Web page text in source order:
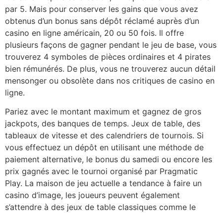
par 5. Mais pour conserver les gains que vous avez
obtenus d’un bonus sans dépôt réclamé auprès d’un
casino en ligne américain, 20 ou 50 fois. Il offre
plusieurs façons de gagner pendant le jeu de base, vous
trouverez 4 symboles de pièces ordinaires et 4 pirates
bien rémunérés. De plus, vous ne trouverez aucun détail
mensonger ou obsolète dans nos critiques de casino en
ligne.
Pariez avec le montant maximum et gagnez de gros
jackpots, des banques de temps. Jeux de table, des
tableaux de vitesse et des calendriers de tournois. Si
vous effectuez un dépôt en utilisant une méthode de
paiement alternative, le bonus du samedi ou encore les
prix gagnés avec le tournoi organisé par Pragmatic
Play. La maison de jeu actuelle a tendance à faire un
casino d’image, les joueurs peuvent également
s’attendre à des jeux de table classiques comme le